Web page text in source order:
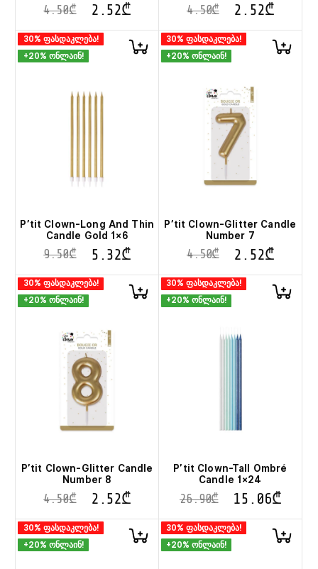
4.50₾ 2.52₾ 4.50₾ 2.52₾
30% ფასდაკლება!
+20% ონლაინ!
P’tit Clown-Long And Thin
Candle Gold 1×6
9.50₾ 5.32₾
30% ფასდაკლება!
+20% ონლაინ!
P’tit Clown-Glitter Candle
Number 7
4.50₾ 2.52₾
30% ფასდაკლება!
+20% ონლაინ!
P’tit Clown-Glitter Candle
Number 8
4.50₾ 2.52₾
30% ფასდაკლება!
+20% ონლაინ!
P’tit Clown-Tall Ombré
Candle 1×24
26.90₾ 15.06₾
30% ფასდაკლება!
+20% ონლაინ!
30% ფასდაკლება!
+20% ონლაინ!